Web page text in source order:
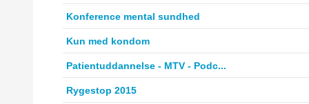
Konference mental sundhed
Kun med kondom
Patientuddannelse - MTV - Podc...
Rygestop 2015